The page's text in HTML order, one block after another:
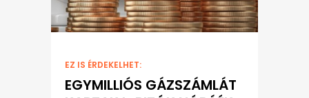
EZ IS ÉRDEKELHET:
EGYMILLIÓS GÁZSZÁMLÁT